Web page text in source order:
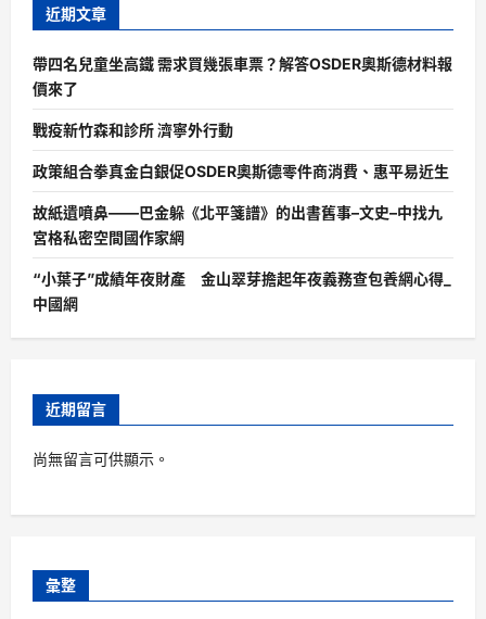
近期文章
帶四名兒童坐高鐵 需求買幾張車票？解答OSDER奧斯德材料報
價來了
戰疫新竹森和診所 濟寧外行動
政策組合拳真金白銀促OSDER奧斯德零件商消費、惠平易近生
故紙遺噴鼻——巴金躲《北平箋譜》的出書舊事–文史–中找九
宮格私密空間國作家網
“小葉子”成績年夜財產 金山翠芽擔起年夜義務查包養網心得_
中國網
近期留言
尚無留言可供顯示。
彙整